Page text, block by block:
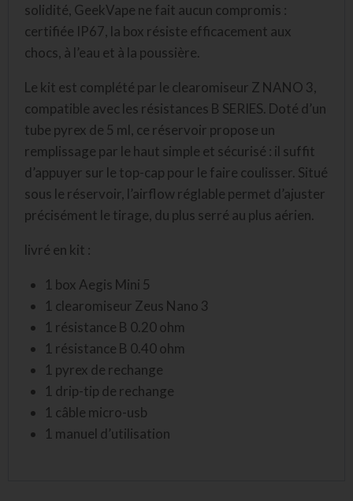
solidité, GeekVape ne fait aucun compromis :
certifiée IP67, la box résiste efficacement aux
chocs, à l’eau et à la poussière.
Le kit est complété par le clearomiseur Z NANO 3,
compatible avec les résistances B SERIES. Doté d’un
tube pyrex de 5 ml, ce réservoir propose un
remplissage par le haut simple et sécurisé : il suffit
d’appuyer sur le top-cap pour le faire coulisser. Situé
sous le réservoir, l’airflow réglable permet d’ajuster
précisément le tirage, du plus serré au plus aérien.
livré en kit :
1 box Aegis Mini 5
1 clearomiseur Zeus Nano 3
1 résistance B 0.20 ohm
1 résistance B 0.40 ohm
1 pyrex de rechange
1 drip-tip de rechange
1 câble micro-usb
1 manuel d’utilisation